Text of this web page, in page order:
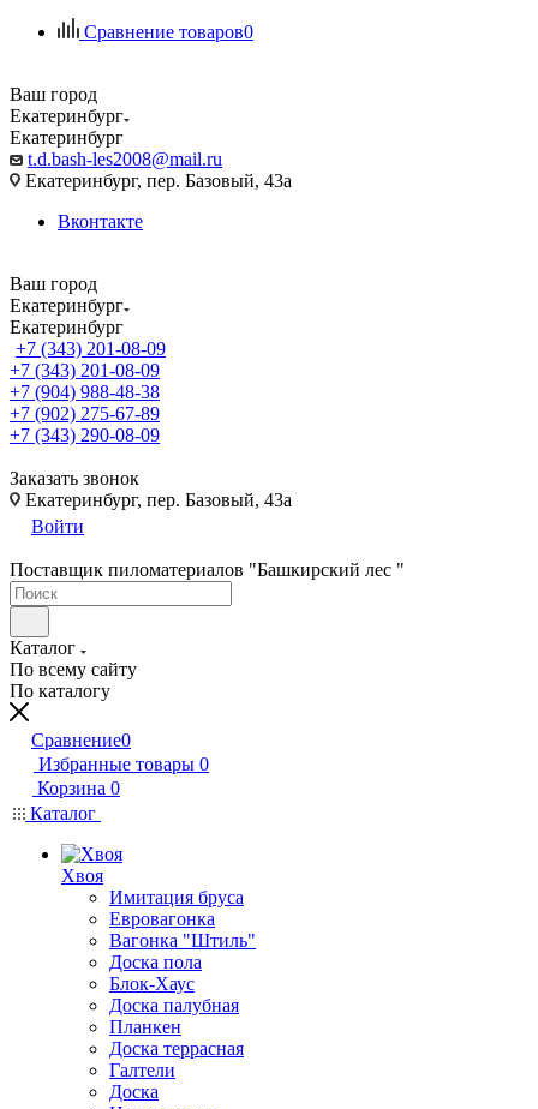
Сравнение товаров0
Ваш город
Екатеринбург
Екатеринбург
t.d.bash-les2008@mail.ru
Екатеринбург, пер. Базовый, 43а
Вконтакте
Ваш город
Екатеринбург
Екатеринбург
+7 (343) 201-08-09
+7 (343) 201-08-09
+7 (904) 988-48-38
+7 (902) 275-67-89
+7 (343) 290-08-09
Заказать звонок
Екатеринбург, пер. Базовый, 43а
Войти
Поставщик пиломатериалов "Башкирский лес "
Каталог
По всему сайту
По каталогу
Сравнение0
Избранные товары 0
Корзина 0
Каталог
Хвоя
Имитация бруса
Евровагонка
Вагонка "Штиль"
Доска пола
Блок-Хаус
Доска палубная
Планкен
Доска террасная
Галтели
Доска